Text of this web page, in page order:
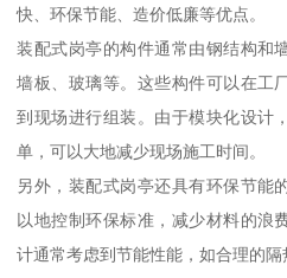
快、环保节能、造价低廉等优点。
装配式岗亭的构件通常由钢结构和
墙板、玻璃等。这些构件可以在工
到现场进行组装。由于模块化设计
单，可以大地减少现场施工时间。
另外，装配式岗亭还具有环保节能
以地控制环保标准，减少材料的浪
计通常考虑到节能性能，如合理的隔